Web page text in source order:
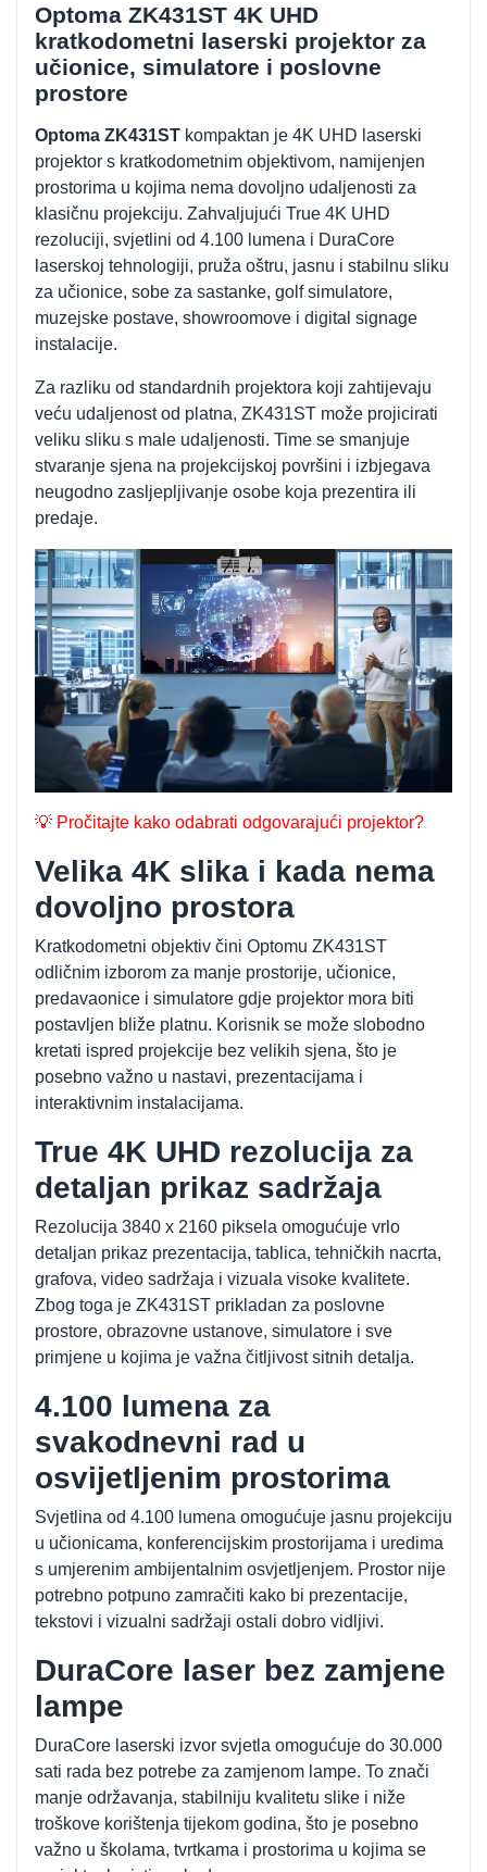
Optoma ZK431ST 4K UHD
kratkodometni laserski projektor za
učionice, simulatore i poslovne
prostore
Optoma ZK431ST kompaktan je 4K UHD laserski
projektor s kratkodometnim objektivom, namijenjen
prostorima u kojima nema dovoljno udaljenosti za
klasičnu projekciju. Zahvaljujući True 4K UHD
rezoluciji, svjetlini od 4.100 lumena i DuraCore
laserskoj tehnologiji, pruža oštru, jasnu i stabilnu sliku
za učionice, sobe za sastanke, golf simulatore,
muzejske postave, showroomove i digital signage
instalacije.
Za razliku od standardnih projektora koji zahtijevaju
veću udaljenost od platna, ZK431ST može projicirati
veliku sliku s male udaljenosti. Time se smanjuje
stvaranje sjena na projekcijskoj površini i izbjegava
neugodno zasljepljivanje osobe koja prezentira ili
predaje.
💡 Pročitajte kako odabrati odgovarajući projektor?
Velika 4K slika i kada nema
dovoljno prostora
Kratkodometni objektiv čini Optomu ZK431ST
odličnim izborom za manje prostorije, učionice,
predavaonice i simulatore gdje projektor mora biti
postavljen bliže platnu. Korisnik se može slobodno
kretati ispred projekcije bez velikih sjena, što je
posebno važno u nastavi, prezentacijama i
interaktivnim instalacijama.
True 4K UHD rezolucija za
detaljan prikaz sadržaja
Rezolucija 3840 x 2160 piksela omogućuje vrlo
detaljan prikaz prezentacija, tablica, tehničkih nacrta,
grafova, video sadržaja i vizuala visoke kvalitete.
Zbog toga je ZK431ST prikladan za poslovne
prostore, obrazovne ustanove, simulatore i sve
primjene u kojima je važna čitljivost sitnih detalja.
4.100 lumena za
svakodnevni rad u
osvijetljenim prostorima
Svjetlina od 4.100 lumena omogućuje jasnu projekciju
u učionicama, konferencijskim prostorijama i uredima
s umjerenim ambijentalnim osvjetljenjem. Prostor nije
potrebno potpuno zamračiti kako bi prezentacije,
tekstovi i vizualni sadržaji ostali dobro vidljivi.
DuraCore laser bez zamjene
lampe
DuraCore laserski izvor svjetla omogućuje do 30.000
sati rada bez potrebe za zamjenom lampe. To znači
manje održavanja, stabilniju kvalitetu slike i niže
troškove korištenja tijekom godina, što je posebno
važno u školama, tvrtkama i prostorima u kojima se